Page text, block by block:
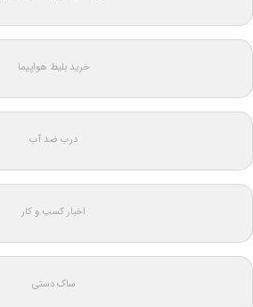
خرید بلیط هواپیما
درب ضد آب
اخبار کسب و کار
ساک دستی